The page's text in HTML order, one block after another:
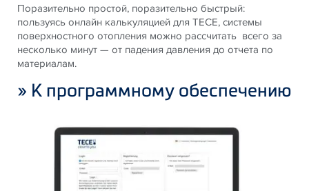
Поразительно простой, поразительно быстрый:
пользуясь онлайн калькуляцией для TECE, системы
поверхностного отопления можно рассчитать всего за
несколько минут — от падения давления до отчета по
материалам.
» К программному обеспечению